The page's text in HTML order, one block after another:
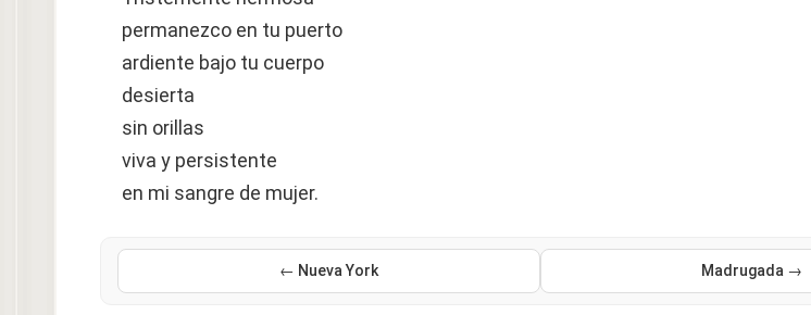
permanezco en tu puerto
ardiente bajo tu cuerpo
desierta
sin orillas
viva y persistente
en mi sangre de mujer.
← Nueva York Madrugada →